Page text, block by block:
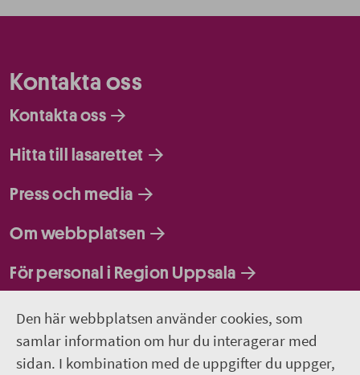
Den här webbplatsen använder cookies, som
samlar information om hur du interagerar med
sidan. I kombination med de uppgifter du uppger,
Kontakta oss
Kontakta oss
Hitta till lasarettet
Press och media
Om webbplatsen
För personal i Region Uppsala
Följ oss
Facebook - Infocenter/bibliotek